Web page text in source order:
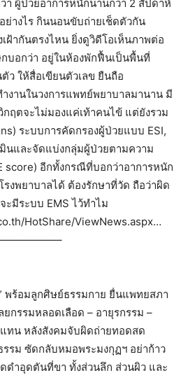
า ผู้ป่วยอาการหนักนานกว่า 2 สัปดาห์
ย่างไร กินนอนขับถ่ายเช็ดตัวกัน
ฝ้ากันตรงไหน ยิ่งดูวิดีโอเห็นภาพต่อ
กบอกว่า อยู่ในห้องพักฟื้นเป็นพื้นที่
ว ให้สื่อเขียนตัวเลข ยืนถือ
งานในวงการแพทย์พยาบาลมานาน มี
ฤตจะไม่มองแค่เท้าคนไข้ แต่ยังรวม
ระบบการคัดกรองผู้ป่วยแบบ ESI,
มินและจัดแบ่งกลุ่มผู้ป่วยตามความ
score) อีกทั้งกรณีที่บอกว่าอาการหนัก
รงพยาบาลได้ ต้องรักษาที่วัด ถือว่าผิด
มีระบบ EMS ไว้ทำไม
HotShare/ViewNews.aspx…
พร้อมลูกศิษย์ธรรมกาย ยื่นแพทยสภา
กรรมหลอดเลือด – อายุรกรรม –
ทน หลังสังคมจับผิดถ่ายทอดสด
รม ซัดกลับหมอพระมงกุฏฯ อย่าก้าว
ดำอุดตันที่ขา ทั้งส่วนลึก ส่วนผิว และ